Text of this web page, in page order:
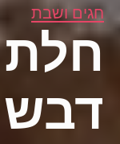
חגים ושבת
חלת
דבש